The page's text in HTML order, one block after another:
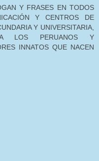
Y FRASES EN TODOS
Y CENTROS DE
Y UNIVERSITARIA,
A LOS PERUANOS Y
INNATOS QUE NACEN